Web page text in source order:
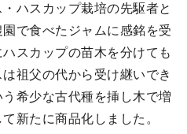
ハスカップ栽培の先駆者と
で食べたジャムに感銘を受
スカップの苗木を分けても
祖父の代から受け継いでき
希少な古代種を挿し木で増
新たに商品化しました。